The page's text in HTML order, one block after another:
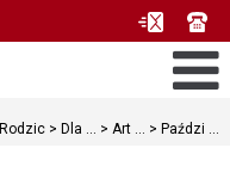
Rodzic > Dla ... > Art ... > Paździ ...